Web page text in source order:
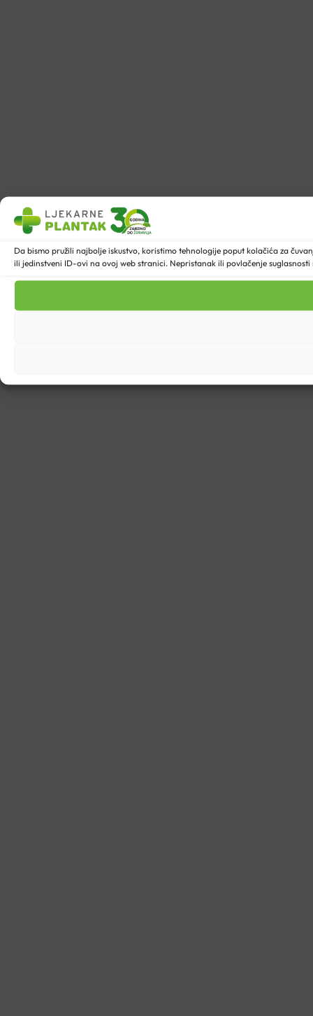
Da bismo pružili najbolje iskustvo, koristimo tehnologije poput kolačića za
ili jedinstveni ID-ovi na ovoj web stranici. Nepristanak ili povlačenje